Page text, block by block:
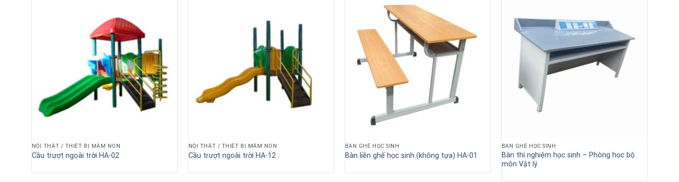
NỘI THẤT / THIẾT BỊ MẦM NON
Cầu trượt ngoài trời HA-02
NỘI THẤT / THIẾT BỊ MẦM NON
Cầu trượt ngoài trời HA-12
BÀN GHẾ HỌC SINH
Bàn liền ghế học sinh (không tựa) HA-01
BÀN GHẾ HỌC SINH
Bàn thí nghiệm học sinh – Phòng học bộ
môn Vật lý